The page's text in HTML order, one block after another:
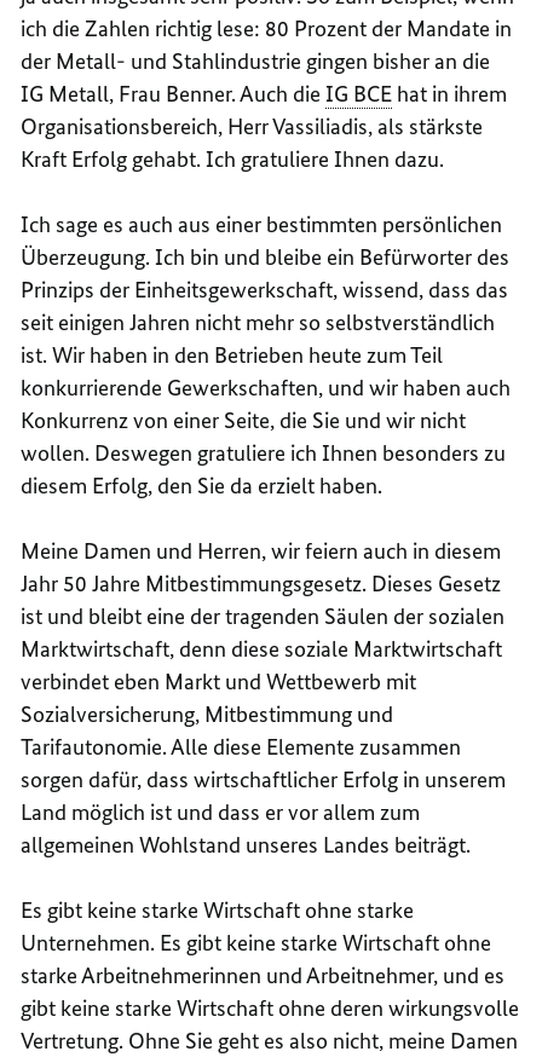
ich die Zahlen richtig lese: 80 Prozent der Mandate in
der Metall- und Stahlindustrie gingen bisher an die
IG Metall, Frau Benner. Auch dieIG BCE hat in ihrem
Organisationsbereich, Herr Vassiliadis, als stärkste
Kraft Erfolg gehabt. Ich gratuliere Ihnen dazu.
Ich sage es auch aus einer bestimmten persönlichen
Überzeugung. Ich bin und bleibe ein Befürworter des
Prinzips der Einheitsgewerkschaft, wissend, dass das
seit einigen Jahren nicht mehr so selbstverständlich
ist. Wir haben in den Betrieben heute zum Teil
konkurrierende Gewerkschaften, und wir haben auch
Konkurrenz von einer Seite, die Sie und wir nicht
wollen. Deswegen gratuliere ich Ihnen besonders zu
diesem Erfolg, den Sie da erzielt haben.
Meine Damen und Herren, wir feiern auch in diesem
Jahr 50 Jahre Mitbestimmungsgesetz. Dieses Gesetz
ist und bleibt eine der tragenden Säulen der sozialen
Marktwirtschaft, denn diese soziale Marktwirtschaft
verbindet eben Markt und Wettbewerb mit
Sozialversicherung, Mitbestimmung und
Tarifautonomie. Alle diese Elemente zusammen
sorgen dafür, dass wirtschaftlicher Erfolg in unserem
Land möglich ist und dass er vor allem zum
allgemeinen Wohlstand unseres Landes beiträgt.
Es gibt keine starke Wirtschaft ohne starke
Unternehmen. Es gibt keine starke Wirtschaft ohne
starke Arbeitnehmerinnen und Arbeitnehmer, und es
gibt keine starke Wirtschaft ohne deren wirkungsvolle
Vertretung. Ohne Sie geht es also nicht, meine Damen